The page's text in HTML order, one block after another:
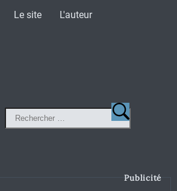
Le site L'auteur
Publicité